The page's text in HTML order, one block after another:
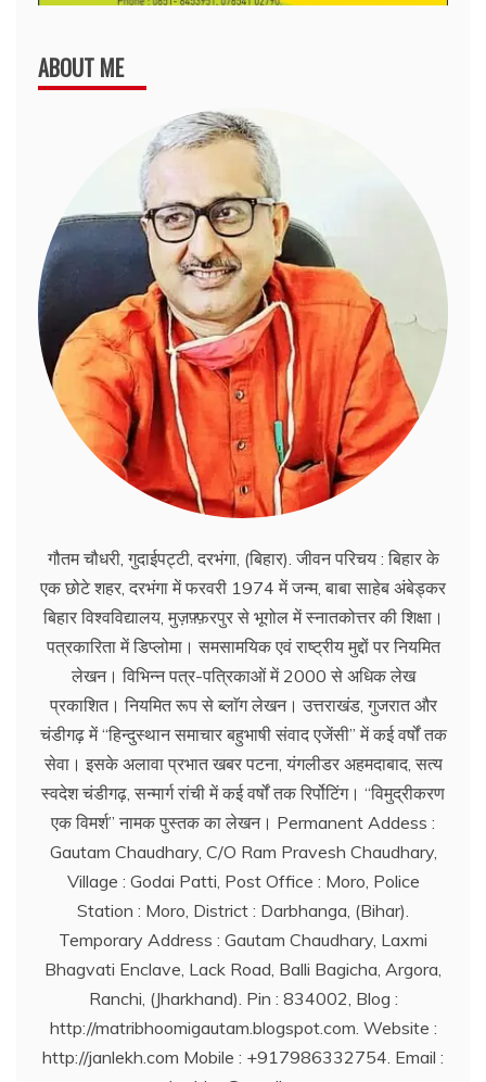
ABOUT ME
गौतम चौधरी, गुदाईपट्टी, दरभंगा, (बिहार). जीवन परिचय : बिहार के
एक छोटे शहर, दरभंगा में फरवरी 1974 में जन्म, बाबा साहेब अंबेड्कर
बिहार विश्वविद्यालय, मुज़फ़्फ़रपुर से भूगोल में स्नातकोत्तर की शिक्षा।
पत्रकारिता में डिप्लोमा। समसामयिक एवं राष्ट्रीय मुद्दों पर नियमित
लेखन। विभिन्न पत्र-पत्रिकाओं में 2000 से अधिक लेख
प्रकाशित। नियमित रूप से ब्लाॅग लेखन। उत्तराखंड, गुजरात और
चंडीगढ़ में ‘‘हिन्दुस्थान समाचार बहुभाषी संवाद एजेंसी’’ में कई वर्षों तक
सेवा। इसके अलावा प्रभात खबर पटना, यंगलीडर अहमदाबाद, सत्य
स्वदेश चंडीगढ़, सन्मार्ग रांची में कई वर्षों तक रिर्पोटिंग। ‘‘विमुद्रीकरण
एक विमर्श’’ नामक पुस्तक का लेखन। Permanent Addess :
Gautam Chaudhary, C/O Ram Pravesh Chaudhary,
Village : Godai Patti, Post Office : Moro, Police
Station : Moro, District : Darbhanga, (Bihar).
Temporary Address : Gautam Chaudhary, Laxmi
Bhagvati Enclave, Lack Road, Balli Bagicha, Argora,
Ranchi, (Jharkhand). Pin : 834002, Blog :
http://matribhoomigautam.blogspot.com. Website :
http://janlekh.com Mobile : +917986332754. Email :